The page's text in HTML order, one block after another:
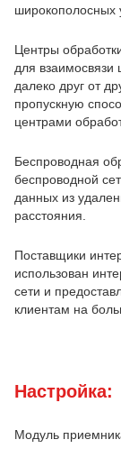
широкополосных
Центры
для взаимосвязи
далеко друг от
пропускную
центрами
Беспроводная
беспроводной
данных из
расстояния.
Поставщики
использован
сети и
клиентам на
Настройка:
Модуль